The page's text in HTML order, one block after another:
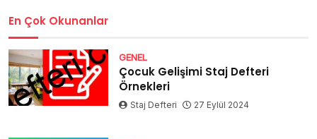
En Çok Okunanlar
GENEL
Çocuk Gelişimi Staj Defteri
Örnekleri
Staj Defteri 27 Eylül 2024